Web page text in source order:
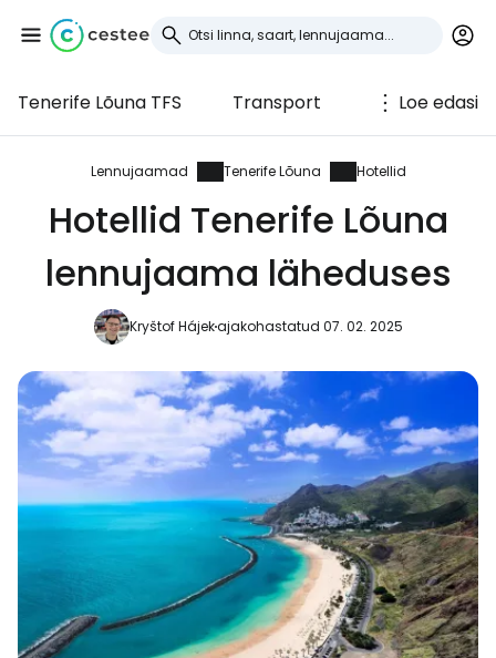
Tenerife Lõuna TFS Transport Loe edasi
Lennujaamad Tenerife Lõuna Hotellid
Hotellid Tenerife Lõuna
lennujaama läheduses
Kryštof Hájekajakohastatud 07. 02. 2025
Logi sisse
Cestee'sse
... ülemaailmne reisikogukond
Jätka Facebookiga
Jätkake e-kirjaga